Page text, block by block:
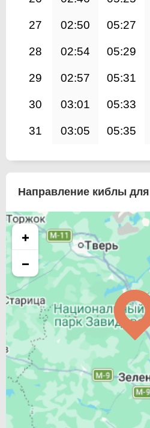
27 02:50 05:27
28 02:54 05:29
29 02:57 05:31
30 03:01 05:33
31 03:05 05:35
Направление киблы
+
−